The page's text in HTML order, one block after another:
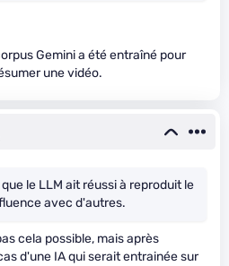
Gemini a été entraîné pour
une vidéo.
le LLM ait réussi à reproduit le
avec d'autres.
cela possible, mais après
d'une IA qui serait entrainée sur